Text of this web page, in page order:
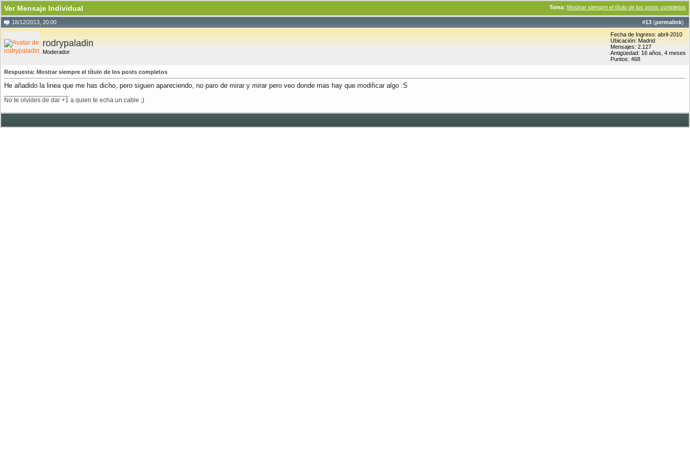
Tema: Mostrar siempre el título de los posts completos
Ver Mensaje Individual
#13 (permalink)
18/12/2013, 20:00
rodrypaladin
Moderador
Fecha de Ingreso: abril-2010
Ubicación: Madrid
Mensajes: 2.127
Antigüedad: 16 años, 4 meses
Puntos: 468
Respuesta: Mostrar siempre el título de los posts completos
He añadido la linea que me has dicho, pero siguen apareciendo, no paro de mirar y mirar pero veo donde mas hay que modificar algo :S
No te olvides de dar +1 a quien te echa un cable ;)